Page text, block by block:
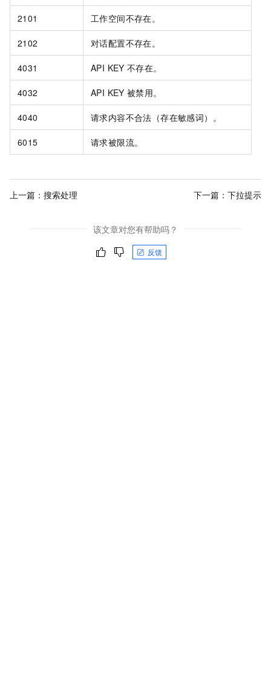
2101 工作空间不存在。
2102 对话配置不存在。
4031 API KEY 不存在。
4032 API KEY 被禁用。
4040 请求内容不合法（存在敏感词）。
6015 请求被限流。
上一篇： 搜索处理 下一篇： 下拉提示
该文章对您有帮助吗？
反馈